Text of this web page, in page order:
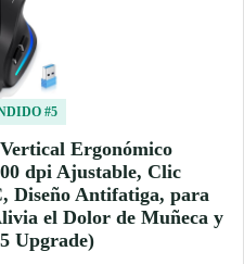
#5
Ergonómico
dpi Ajustable, Clic
Diseño Antifatiga, para
el Dolor de Muñeca y
Upgrade)